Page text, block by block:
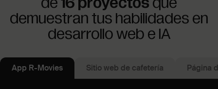
demuestran tus habilidades en
desarrollo web e IA
App R-Movies Sitio web de cafetería Página